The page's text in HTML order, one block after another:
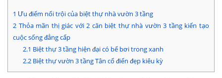
1 Ưu điểm nổi trội của biệt thự nhà vườn 3 tầng
2 Thỏa mãn thị giác với 2 căn biệt thự nhà vườn 3 tầng kiến tạo
cuộc sống đẳng cấp
2.1 Biệt thự 3 tầng hiện đại có bể bơi trong xanh
2.2Biệt thự vườn 3 tầng Tân cổ điển đẹp kiêu kỳ